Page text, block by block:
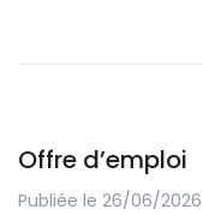
Offre d’emploi
Publiée le 26/06/2026